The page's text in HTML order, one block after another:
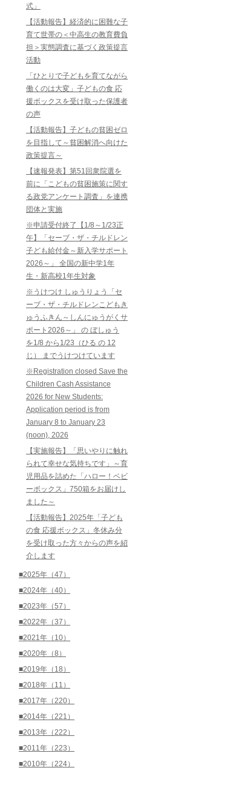
式」
【活動報告】経済的に困難な子
育て世帯の＜中高生の教育費負
担＞実態調査に基づく政策提言
活動
「ひとりで子どもを育てながら
働くのは大変」子どもの食 応
援ボックスを受け取った保護者
の声
【活動報告】子どもの貧困ゼロ
を目指して～貧困解消へ向けた
政策提言～
【速報発表】第51回衆院選を
前に「こどもの貧困施策に関す
る政党アンケート調査」を連携
団体と実施
※申請受付終了【1/8～1/23正
午】「セーブ・ザ・チルドレン
子ども給付金～新入学サポート
2026～」 全国の新中学1年
生・新高校1年生対象
※うけつけ しゅうりょう「セ
ーブ・ザ・チルドレンこどもき
ゅうふきん～しんにゅうがくサ
ポート2026～」 の ぼしゅう
を1/8 から1/23（ひる の 12
じ） までうけつけています
※Registration closed Save the
Children Cash Assistance
2026 for New Students:
Application period is from
January 8 to January 23
(noon), 2026
【実施報告】「思いやりに触れ
られて幸せな気持ちです」～育
児用品を詰めた「ハロー！ベビ
ーボックス」750箱をお届けし
ました～
【活動報告】2025年「子ども
の食 応援ボックス」冬休み分
を受け取った方々からの声を紹
介します
■2025年（47）
■2024年（40）
■2023年（57）
■2022年（37）
■2021年（10）
■2020年（8）
■2019年（18）
■2018年（11）
■2017年（220）
■2014年（221）
■2013年（222）
■2011年（223）
■2010年（224）